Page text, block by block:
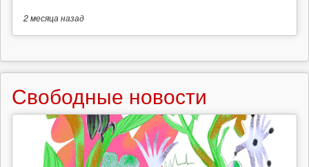
2 месяцаназад
Свободные новости